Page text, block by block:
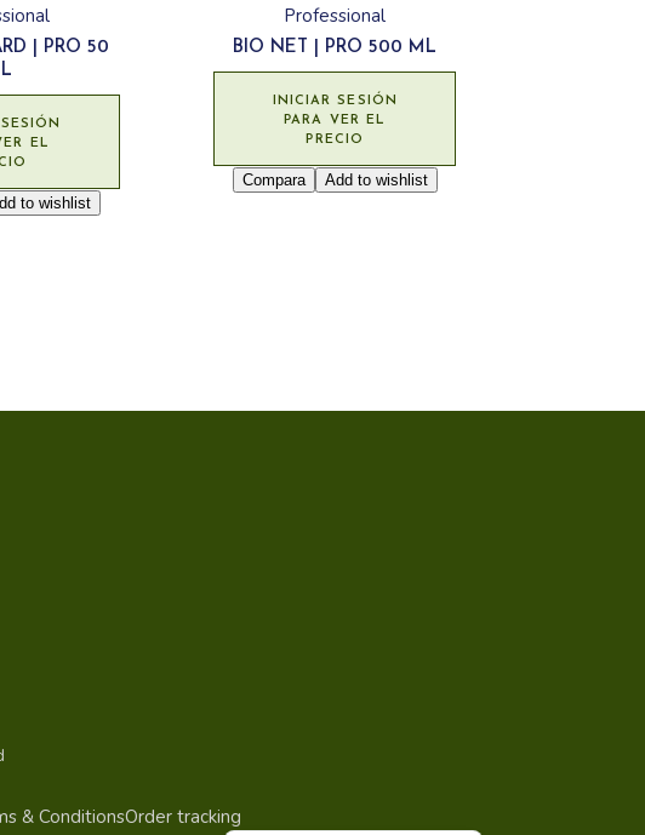
| PRO 50
EL
to wishlist
Professional
BIO NET | PRO 500 ML
INICIAR SESIÓN
PARA VER EL
PRECIO
Compara Add to wishlist
& ConditionsOrder tracking